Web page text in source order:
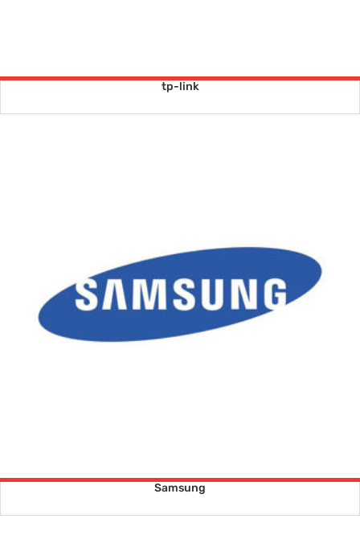
tp-link
Samsung